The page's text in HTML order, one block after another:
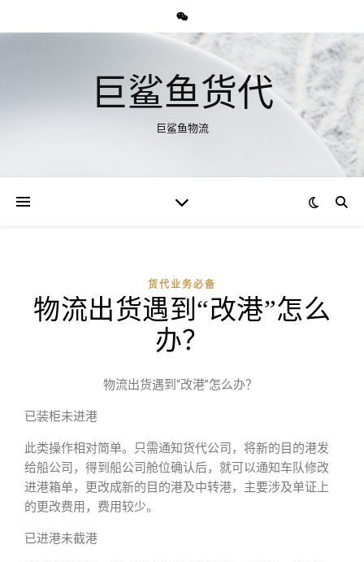
巨鲨鱼货代
巨鲨鱼物流
货代业务必备
物流出货遇到“改港”怎么
办？
物流出货遇到“改港”怎么办？
已装柜未进港
此类操作相对简单。只需通知货代公司，将新的目的港发
给船公司，得到船公司舱位确认后，就可以通知车队修改
进港箱单，更改成新的目的港及中转港，主要涉及单证上
的更改费用，费用较少。
已进港未截港